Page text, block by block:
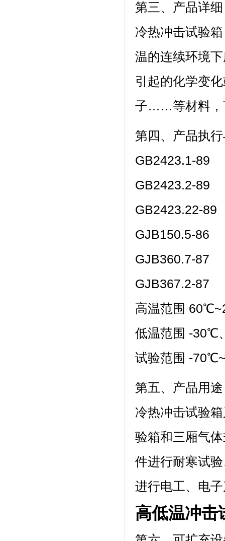
第三、产品详细
冷热冲击试验箱
温的连续环境下
引起的化学变化或
子……等材料
第四、产品
GB2423.1-89
GB2423.2-89
GB2423.22-89
GJB150.5-86
GJB360.7-87
GJB367.2-87
高温范围
低温范围 -
试验范围 -
第五、产品用途
冷热冲击试验箱
验箱和三厢气体
件进行耐寒试验
进行电工、电
高低温冲击